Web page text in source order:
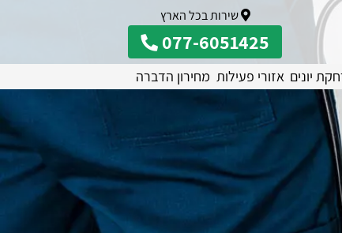
שירות בכל הארץ
077-6051425
יונים אזורי פעילות מחירון הדברה